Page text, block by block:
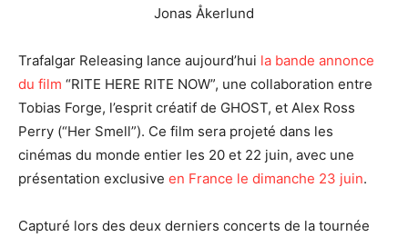
Jonas Åkerlund
Trafalgar Releasing lance aujourd’hui la bande annonce
du film “RITE HERE RITE NOW”, une collaboration entre
Tobias Forge, l’esprit créatif de GHOST, et Alex Ross
Perry (“Her Smell”). Ce film sera projeté dans les
cinémas du monde entier les 20 et 22 juin, avec une
présentation exclusive en France le dimanche 23 juin.
Capturé lors des deux derniers concerts de la tournée